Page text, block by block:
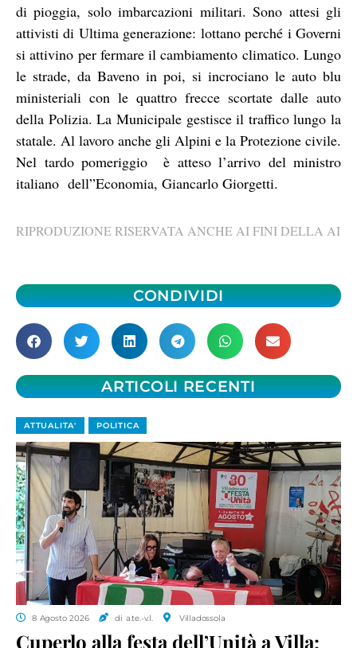
di pioggia, solo imbarcazioni militari. Sono attesi gli
attivisti di Ultima generazione: lottano perché i Governi
si attivino per fermare il cambiamento climatico. Lungo
le strade, da Baveno in poi, si incrociano le auto blu
ministeriali con le quattro frecce scortate dalle auto
della Polizia. La Municipale gestisce il traffico lungo la
statale. Al lavoro anche gli Alpini e la Protezione civile.
Nel tardo pomeriggio è atteso l’arrivo del ministro
italiano dell”Economia, Giancarlo Giorgetti.
RIPRODUZIONE RISERVATA ANCHE AI FINI DELLA AI
CONDIVIDI
ARTICOLI RECENTI
ATTUALITA' POLITICA
8 Agosto 2026 di a.te.-v.l. Villadossola
Cuperlo alla festa dell’Unità a Villa: